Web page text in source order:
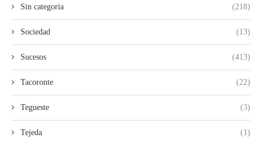
Sin categoria (218)
Sociedad (13)
Sucesos (413)
Tacoronte (22)
Tegueste (3)
Tejeda (1)